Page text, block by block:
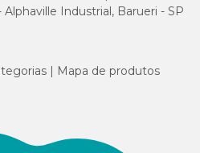
Alphaville Industrial, Barueri - SP
Mapa de produtos